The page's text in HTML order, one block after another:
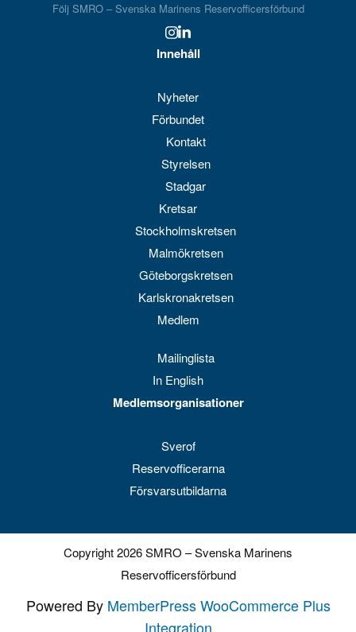
Följ SMRO – Svenska Marinens Reservofficersförbund
Innehåll
Nyheter
Förbundet
Kontakt
Styrelsen
Stadgar
Kretsar
Stockholmskretsen
Malmökretsen
Göteborgskretsen
Karlskronakretsen
Medlem
Mailinglista
In English
Medlemsorganisationer
Sverof
Reservofficerarna
Försvarsutbildarna
Copyright 2026 SMRO – Svenska Marinens
Reservofficersförbund
Powered By MemberPress WooCommerce Plus
Integration